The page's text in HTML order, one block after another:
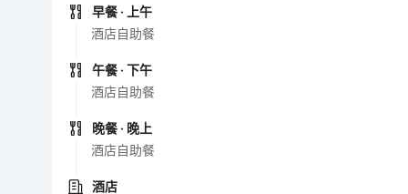
早餐 · 上午
酒店自助餐
午餐 · 下午
酒店自助餐
晚餐 · 晚上
酒店自助餐
酒店